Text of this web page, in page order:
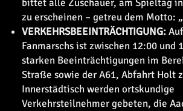
bittet alle Zuschauer, am Spieltag
zu erscheinen – getreu dem Motto:
VERKEHRSBEEINTRÄCHTIGUNG:
Fanmarschs ist zwischen 12:00 und
starken Beeinträchtigungen im
Straße sowie der A61, Abfahrt Holt
Innerstädtisch werden ortskundige
Verkehrsteilnehmer gebeten, die